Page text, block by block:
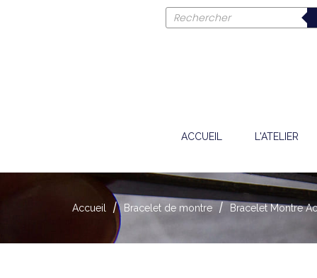
ACCUEIL L'ATELIER
Accueil Bracelet de montre Bracelet Montre